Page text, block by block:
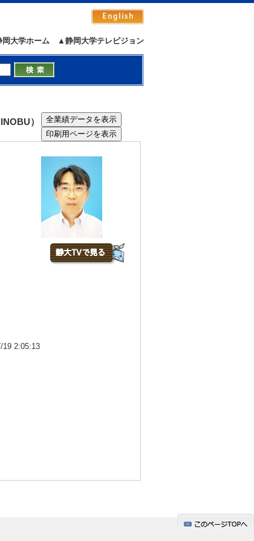
▲静岡大学テレビジョン
大学ホーム
）
19 2:05:13